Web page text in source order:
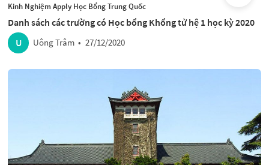
Kinh Nghiệm Apply Học Bổng Trung Quốc
Danh sách các trường có Học bổng Khổng tử hệ 1 học kỳ 2020
U
Uông Trâm • 27/12/2020